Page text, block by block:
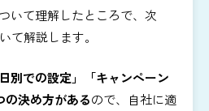
いて理解したところで、次
て解説します。
日別での設定」「キャンペーン
の決め方があるので、自社に適